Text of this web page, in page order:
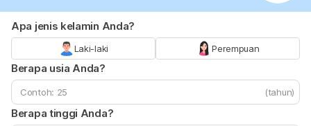
Apa jenis kelamin Anda?
Laki-laki Perempuan
Berapa usia Anda?
(tahun)
Berapa tinggi Anda?